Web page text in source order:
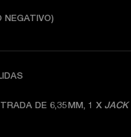
NEGATIVO)
DE 6,35 MM, 1 X JACK